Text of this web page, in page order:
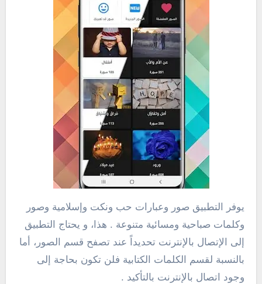
يوفر التطبيق صور وعبارات حب ونكت وإسلامية وصور
وكلمات صباحية ومسائية متنوعة . هذا، و يحتاج التطبيق
إلى الإتصال بالإنترنت تحديداً عند تصفح قسم الصور، أما
بالنسبة لقسم الكلمات الكتابية فلن تكون بحاجة إلى
وجود اتصال بالإنترنت بالتأكيد .